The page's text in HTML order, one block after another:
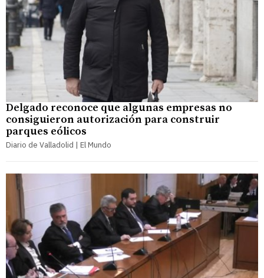
Delgado reconoce que algunas empresas no
consiguieron autorización para construir
parques eólicos
Diario de Valladolid | El Mundo